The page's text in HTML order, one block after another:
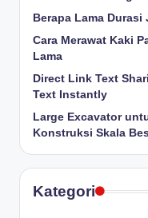
Berapa Lama
Cara Merawat Kaki
Lama
Direct Link Text
Text Instantly
Large Excavator
Konstruksi Skala
Kategori